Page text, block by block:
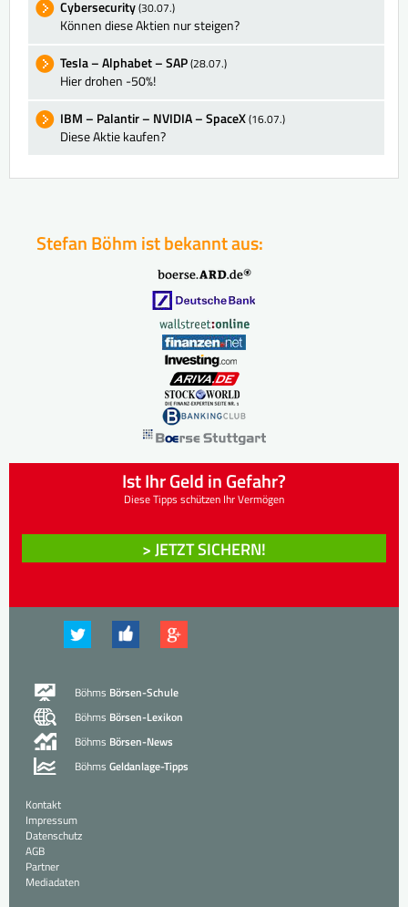
Cybersecurity(30.07.)
Können diese Aktien nur steigen?
Tesla – Alphabet – SAP(28.07.)
Hier drohen -50%!
IBM – Palantir – NVIDIA – SpaceX(16.07.)
Diese Aktie kaufen?
Stefan Böhm ist bekannt aus:
Ist Ihr Geld in Gefahr?
Diese Tipps schützen Ihr Vermögen
> JETZT SICHERN!
Böhms Börsen-Schule
Böhms Börsen-Lexikon
Böhms Börsen-News
Böhms Geldanlage-Tipps
Kontakt
Impressum
Datenschutz
AGB
Partner
Mediadaten